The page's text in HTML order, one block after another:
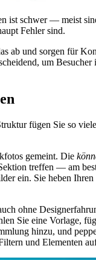
ist schwer — meist
Fehler sind.
ab und sorgen für
um Besucher
fügen Sie so
gemeint. Die
treffen — am
ein. Sie heben
ohne
Sie eine Vorlage,
hinzu, und
und Elementen